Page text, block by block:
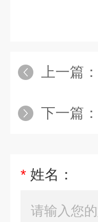
上一篇：
下一篇：
* 姓名：